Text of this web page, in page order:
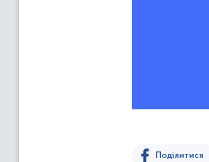
Поділитися